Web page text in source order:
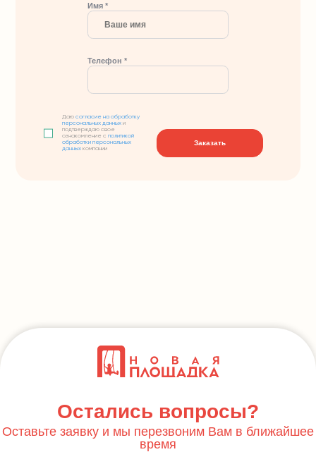
Имя *
Телефон *
Даюсогласие на обработку
персональных данных и
подтверждаю свое
ознакомление сполитикой
обработки персональных
данных компании
Заказать
Остались вопросы?
Оставьте заявку и мы перезвоним Вам в ближайшее
время